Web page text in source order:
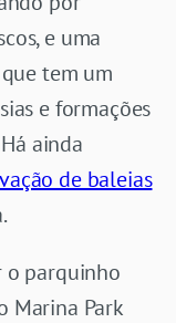
e uma
tem um
e formações
ainda
de baleias
o parquinho
Marina Park